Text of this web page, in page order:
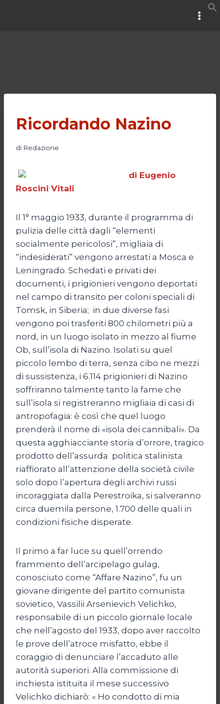
Ricordando Nazino
di Redazione
di Eugenio
Roscini Vitali
Il 1° maggio 1933, durante il programma di
pulizia delle città dagli “elementi
socialmente pericolosi”, migliaia di
“indesiderati” vengono arrestati a Mosca e
Leningrado. Schedati e privati dei
documenti, i prigionieri vengono deportati
nel campo di transito per coloni speciali di
Tomsk, in Siberia; in due diverse fasi
vengono poi trasferiti 800 chilometri più a
nord, in un luogo isolato in mezzo al fiume
Ob, sull’isola di Nazino. Isolati su quel
piccolo lembo di terra, senza cibo ne mezzi
di sussistenza, i 6.114 prigionieri di Nazino
soffriranno talmente tanto la fame che
sull’isola si registreranno migliaia di casi di
antropofagia: è così che quel luogo
prenderà il nome di «isola dei cannibali». Da
questa agghiacciante storia d’orrore, tragico
prodotto dell’assurda politica stalinista
riaffiorato all’attenzione della società civile
solo dopo l’apertura degli archivi russi
incoraggiata dalla Perestroika, si salveranno
circa duemila persone, 1.700 delle quali in
condizioni fisiche disperate.
Il primo a far luce su quell’orrendo
frammento dell’arcipelago gulag,
conosciuto come “Affare Nazino”, fu un
giovane dirigente del partito comunista
sovietico, Vassilii Arsenievich Velichko,
responsabile di un piccolo giornale locale
che nell’agosto del 1933, dopo aver raccolto
le prove dell’atroce misfatto, ebbe il
coraggio di denunciare l’accaduto alle
autorità superiori. Alla commissione di
inchiesta istituita il mese successivo
Velichko dichiarò: « Ho condotto di mia